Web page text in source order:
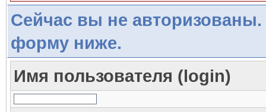
Сейчас вы не авторизованы.
форму ниже.
Имя пользователя (login)